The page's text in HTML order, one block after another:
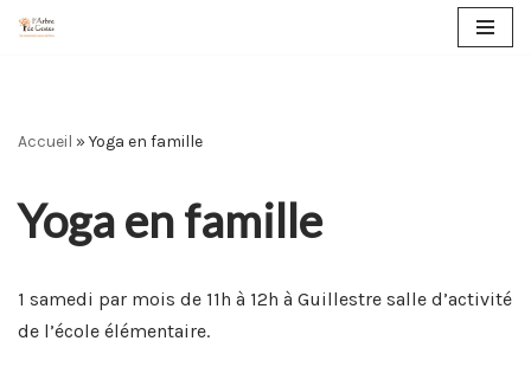
contenu
Accueil » Yoga en famille
Yoga en famille
1 samedi par mois de 11h à 12h à Guillestre salle d’activité
de l’école élémentaire.